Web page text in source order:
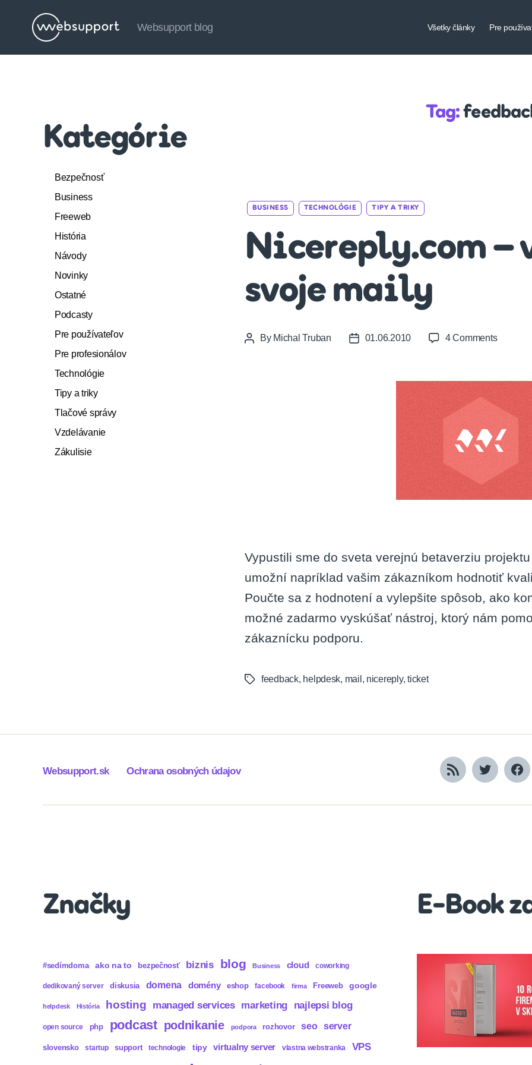
Websupport
Websupport blog Všetky články Pre
Kategórie
Bezpečnosť
Business
Freeweb
História
Návody
Novinky
Ostatné
Podcasty
Pre používateľov
Pre profesionálov
Technológie
Tipy a triky
Tlačové správy
Vzdelávanie
Zákulisie
Tag:
BUSINESS TECHNOLÓGIE TIPY A TRIKY
Nicereply.com –
svoje maily
PostBy Michal Truban
Post01.06.2010 4 Commentson
svoje
maily
Vypustili sme do sveta verejnú betaverziu
umožní napríklad vašim zákazníkom hodnotiť
Poučte sa z hodnotení a vylepšite spôsob, ako
možné zadarmo vyskúšať nástroj, ktorý nám
zákaznícku podporu.
Tagsfeedback, helpdesk, mail , nicereply,ticket
Websupport.sk Ochrana osobných údajov RSS Twitter
Značky
#sedímdoma ako na to bezpečnosť biznis blog Business cloud coworking
dedikovaný server diskusia domena domény eshop facebook firma Freeweb google
helpdesk História hosting managed services marketing najlepsi blog
open source php podcast podnikanie podpora rozhovor seo server
slovensko startup support technologie tipy virtualny server vlastna webstranka VPS
E-Book